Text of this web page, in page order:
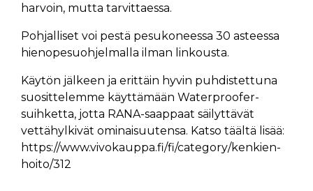
harvoin, mutta tarvittaessa.
Pohjalliset voi pestä pesukoneessa 30 asteessa
hienopesuohjelmalla ilman linkousta.
Käytön jälkeen ja erittäin hyvin puhdistettuna
suosittelemme käyttämään Waterproofer-
suihketta, jotta RANA-saappaat säilyttävät
vettähylkivät ominaisuutensa. Katso täältä lisää:
https://www.vivokauppa.fi/fi/category/kenkien-
hoito/312